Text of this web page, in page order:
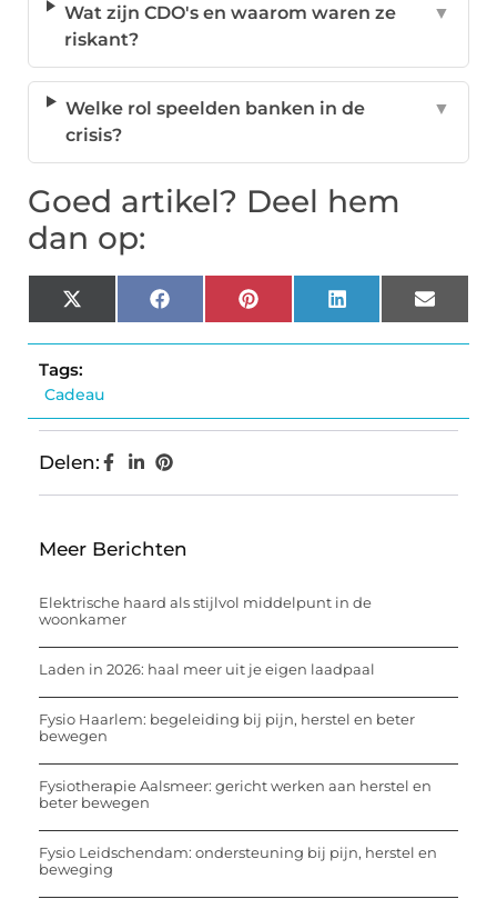
Wat zijn CDO's en waarom waren ze
riskant?
▼
Welke rol speelden banken in de
crisis?
▼
Goed artikel? Deel hem
dan op:
X
(Twitter)
FacebookPinterestLinkedIn Email
Tags:
Cadeau
Delen:
Meer Berichten
Elektrische haard als stijlvol middelpunt in de
woonkamer
Laden in 2026: haal meer uit je eigen laadpaal
Fysio Haarlem: begeleiding bij pijn, herstel en beter
bewegen
Fysiotherapie Aalsmeer: gericht werken aan herstel en
beter bewegen
Fysio Leidschendam: ondersteuning bij pijn, herstel en
beweging